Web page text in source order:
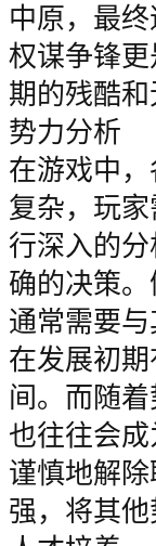
中原，最终
权谋争锋
期的残酷和
势力分析
在游戏中
复杂，玩
行深入的
确的决策。
通常需要
在发展初
间。而随
也往往会
谨慎地解
强，将其他